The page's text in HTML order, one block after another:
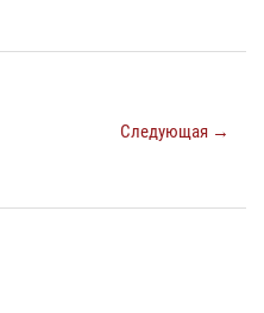
Следующая →